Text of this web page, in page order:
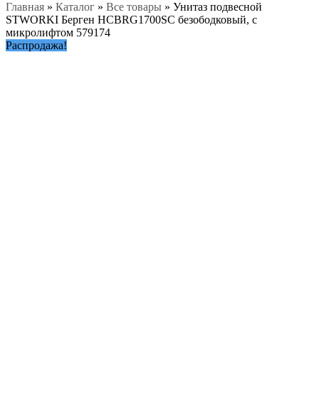
Главная » Каталог » Все товары » Унитаз подвесной
STWORKI Берген HCBRG1700SC безободковый, с
микролифтом 579174
Распродажа!